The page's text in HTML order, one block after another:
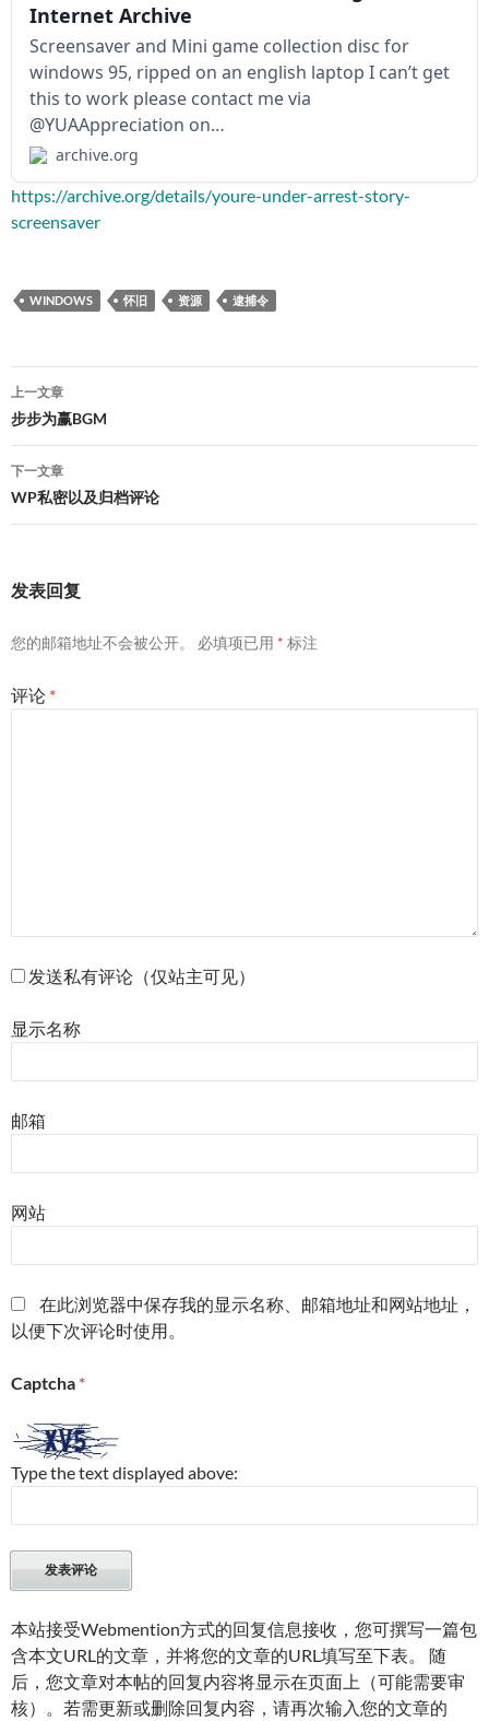
Internet Archive
Screensaver and Mini game collection disc for
windows 95, ripped on an english laptop I can’t get
this to work please contact me via
@YUAAppreciation on…
archive.org
https://archive.org/details/youre-under-arrest-story-
screensaver
WINDOWS 怀旧 资源 逮捕令
文
章
导
航
上一文章
步步为赢BGM
下一文章
WP私密以及归档评论
发表回复
您的邮箱地址不会被公开。 必填项已用 * 标注
评论 *
发送私有评论（仅站主可见）
显示名称
邮箱
网站
在此浏览器中保存我的显示名称、邮箱地址和网站地址，
以便下次评论时使用。
Captcha *
Type the text displayed above:
本站接受Webmention方式的回复信息接收，您可撰写一篇包
含本文URL的文章，并将您的文章的URL填写至下表。 随
后，您文章对本帖的回复内容将显示在页面上（可能需要审
核）。若需更新或删除回复内容，请再次输入您的文章的